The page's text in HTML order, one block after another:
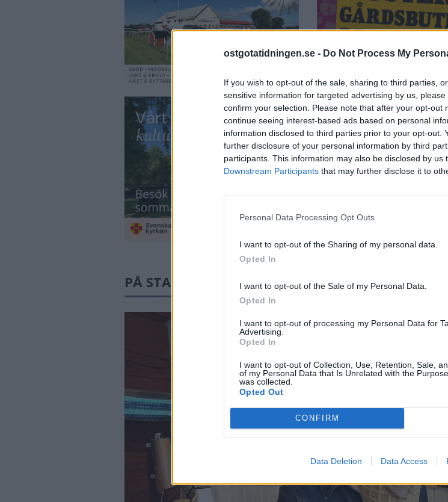
ostgotatidningen.se - Do Not Process My
If you wish to opt-out of the sale, sharing to third parties,
sensitive information for targeted advertising by us,
confirm your selection. Please note that after your opt-out
continue seeing interest-based ads based on personal
information disclosed to third parties prior to your opt-out.
further disclosure of your personal information by third
participants. This information may also be disclosed by us
Downstream Participants that may further disclose it to
Personal Data Processing Opt Outs
I want to opt-out of the Sharing of my personal data.
Opted In
I want to opt-out of the Sale of my Personal Data.
Opted In
I want to opt-out of processing my Personal Data for
Advertising.
Opted In
I want to opt-out of Collection, Use, Retention, Sale,
of my Personal Data that Is Unrelated with the
was collected.
Opted Out
CONFIRM
Data Deletion Data Access
PÅ STARTSIDAN JUST NU